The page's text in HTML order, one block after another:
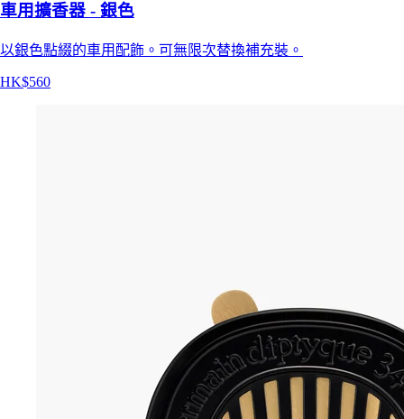
車用擴香器 - 銀色
以銀色點綴的車用配飾。可無限次替換補充裝。
HK$560